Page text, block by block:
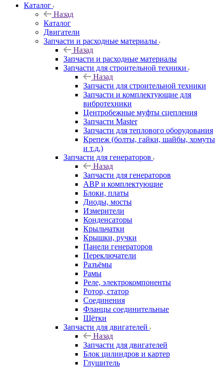
Каталог
Назад
Каталог
Двигатели
Запчасти и расходные материалы
Назад
Запчасти и расходные материалы
Запчасти для строительной техники
Назад
Запчасти для строительной техники
Запчасти и комплектующие для
вибротехники
Центробежные муфты сцепления
Запчасти Master
Запчасти для теплового оборудования
Крепеж (болты, гайки, шайбы, хомуты
и т.д.)
Запчасти для генераторов
Назад
Запчасти для генераторов
АВР и комплектующие
Блоки, платы
Диоды, мосты
Измерители
Конденсаторы
Крыльчатки
Крышки, ручки
Панели генераторов
Переключатели
Разъёмы
Рамы
Реле, электрокомпоненты
Ротор, статор
Соединения
Фланцы соединительные
Щётки
Запчасти для двигателей
Назад
Запчасти для двигателей
Блок цилиндров и картер
Глушитель